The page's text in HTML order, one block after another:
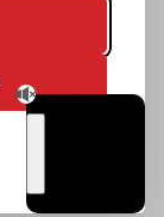
et des
liés à la